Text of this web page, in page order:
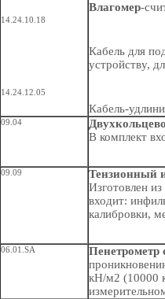
14.24.10.18
14.24.12.05
Влагомер-
Кабель для
устройству,
Кабель-
09.04
В комплект
09.09
Тензионный
Изготовлен
входит:
калибровки,
06.01.SA
Пенетрометр
кН/м2 (10000